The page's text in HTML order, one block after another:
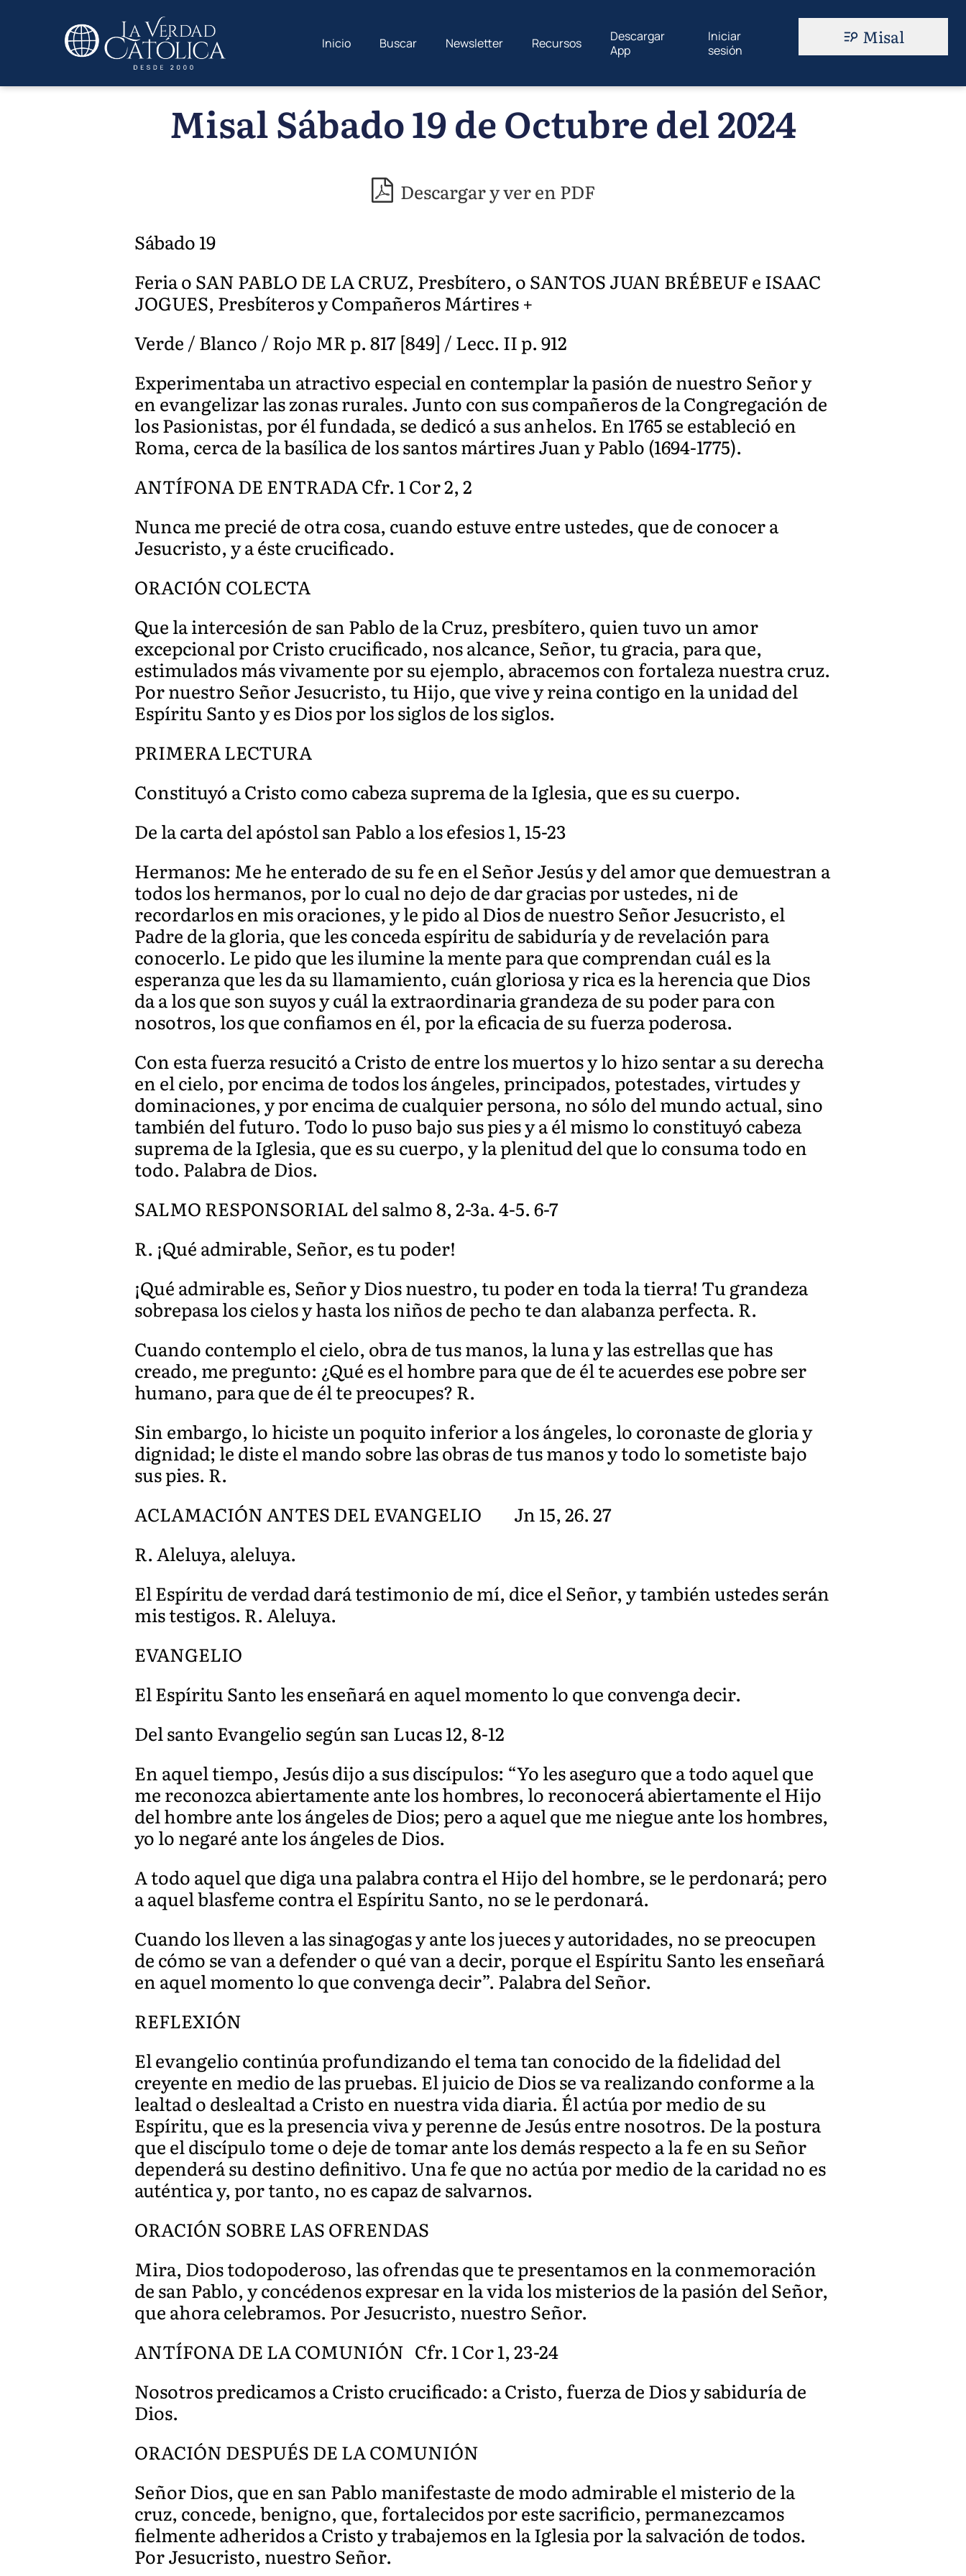
Inicio Buscar Newsletter Recursos
Descargar
App
Iniciar
sesión
Misal
Misal Sábado 19 de Octubre del 2024
Descargar y ver en PDF
Sábado 19
Feria o SAN PABLO DE LA CRUZ, Presbítero, o SANTOS JUAN BRÉBEUF e ISAAC
JOGUES, Presbíteros y Compañeros Mártires +
Verde / Blanco / Rojo MR p. 817 [849] / Lecc. II p. 912
Experimentaba un atractivo especial en contemplar la pasión de nuestro Señor y
en evangelizar las zonas rurales. Junto con sus compañeros de la Congregación de
los Pasionistas, por él fundada, se dedicó a sus anhelos. En 1765 se estableció en
Roma, cerca de la basílica de los santos mártires Juan y Pablo (1694-1775).
ANTÍFONA DE ENTRADA Cfr. 1 Cor 2, 2
Nunca me precié de otra cosa, cuando estuve entre ustedes, que de conocer a
Jesucristo, y a éste crucificado.
ORACIÓN COLECTA
Que la intercesión de san Pablo de la Cruz, presbítero, quien tuvo un amor
excepcional por Cristo crucificado, nos alcance, Señor, tu gracia, para que,
estimulados más vivamente por su ejemplo, abracemos con fortaleza nuestra cruz.
Por nuestro Señor Jesucristo, tu Hijo, que vive y reina contigo en la unidad del
Espíritu Santo y es Dios por los siglos de los siglos.
PRIMERA LECTURA
Constituyó a Cristo como cabeza suprema de la Iglesia, que es su cuerpo.
De la carta del apóstol san Pablo a los efesios 1, 15-23
Hermanos: Me he enterado de su fe en el Señor Jesús y del amor que demuestran a
todos los hermanos, por lo cual no dejo de dar gracias por ustedes, ni de
recordarlos en mis oraciones, y le pido al Dios de nuestro Señor Jesucristo, el
Padre de la gloria, que les conceda espíritu de sabiduría y de revelación para
conocerlo. Le pido que les ilumine la mente para que comprendan cuál es la
esperanza que les da su llamamiento, cuán gloriosa y rica es la herencia que Dios
da a los que son suyos y cuál la extraordinaria grandeza de su poder para con
nosotros, los que confiamos en él, por la eficacia de su fuerza poderosa.
Con esta fuerza resucitó a Cristo de entre los muertos y lo hizo sentar a su derecha
en el cielo, por encima de todos los ángeles, principados, potestades, virtudes y
dominaciones, y por encima de cualquier persona, no sólo del mundo actual, sino
también del futuro. Todo lo puso bajo sus pies y a él mismo lo constituyó cabeza
suprema de la Iglesia, que es su cuerpo, y la plenitud del que lo consuma todo en
todo. Palabra de Dios.
SALMO RESPONSORIAL del salmo 8, 2-3a. 4-5. 6-7
R. ¡Qué admirable, Señor, es tu poder!
¡Qué admirable es, Señor y Dios nuestro, tu poder en toda la tierra! Tu grandeza
sobrepasa los cielos y hasta los niños de pecho te dan alabanza perfecta. R.
Cuando contemplo el cielo, obra de tus manos, la luna y las estrellas que has
creado, me pregunto: ¿Qué es el hombre para que de él te acuerdes ese pobre ser
humano, para que de él te preocupes? R.
Sin embargo, lo hiciste un poquito inferior a los ángeles, lo coronaste de gloria y
dignidad; le diste el mando sobre las obras de tus manos y todo lo sometiste bajo
sus pies. R.
ACLAMACIÓN ANTES DEL EVANGELIO Jn 15, 26. 27
R. Aleluya, aleluya.
El Espíritu de verdad dará testimonio de mí, dice el Señor, y también ustedes serán
mis testigos. R. Aleluya.
EVANGELIO
El Espíritu Santo les enseñará en aquel momento lo que convenga decir.
Del santo Evangelio según san Lucas 12, 8-12
En aquel tiempo, Jesús dijo a sus discípulos: “Yo les aseguro que a todo aquel que
me reconozca abiertamente ante los hombres, lo reconocerá abiertamente el Hijo
del hombre ante los ángeles de Dios; pero a aquel que me niegue ante los hombres,
yo lo negaré ante los ángeles de Dios.
A todo aquel que diga una palabra contra el Hijo del hombre, se le perdonará; pero
a aquel blasfeme contra el Espíritu Santo, no se le perdonará.
Cuando los lleven a las sinagogas y ante los jueces y autoridades, no se preocupen
de cómo se van a defender o qué van a decir, porque el Espíritu Santo les enseñará
en aquel momento lo que convenga decir”. Palabra del Señor.
REFLEXIÓN
El evangelio continúa profundizando el tema tan conocido de la fidelidad del
creyente en medio de las pruebas. El juicio de Dios se va realizando conforme a la
lealtad o deslealtad a Cristo en nuestra vida diaria. Él actúa por medio de su
Espíritu, que es la presencia viva y perenne de Jesús entre nosotros. De la postura
que el discípulo tome o deje de tomar ante los demás respecto a la fe en su Señor
dependerá su destino definitivo. Una fe que no actúa por medio de la caridad no es
auténtica y, por tanto, no es capaz de salvarnos.
ORACIÓN SOBRE LAS OFRENDAS
Mira, Dios todopoderoso, las ofrendas que te presentamos en la conmemoración
de san Pablo, y concédenos expresar en la vida los misterios de la pasión del Señor,
que ahora celebramos. Por Jesucristo, nuestro Señor.
ANTÍFONA DE LA COMUNIÓN Cfr. 1 Cor 1, 23-24
Nosotros predicamos a Cristo crucificado: a Cristo, fuerza de Dios y sabiduría de
Dios.
ORACIÓN DESPUÉS DE LA COMUNIÓN
Señor Dios, que en san Pablo manifestaste de modo admirable el misterio de la
cruz, concede, benigno, que, fortalecidos por este sacrificio, permanezcamos
fielmente adheridos a Cristo y trabajemos en la Iglesia por la salvación de todos.
Por Jesucristo, nuestro Señor.